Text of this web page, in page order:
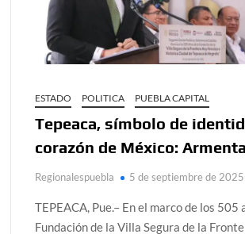
ESTADO POLITICA PUEBLA CAPITAL
Tepeaca, símbolo de
corazón de México: Armenta
Regionalespuebla 5 de septiembre de 2025
TEPEACA, Pue.– En el marco de los 505
Fundación de la Villa Segura de la